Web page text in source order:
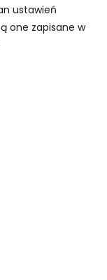
ustawień
one zapisane w